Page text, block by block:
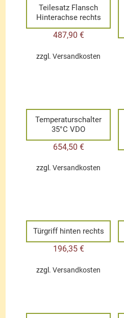
Teilesatz Flansch
Hinterachse rechts
487,90 €
zzgl.Versandkosten
Temperaturschalter
35°C VDO
654,50 €
zzgl.Versandkosten
Türgriff hinten rechts
196,35 €
zzgl.Versandkosten